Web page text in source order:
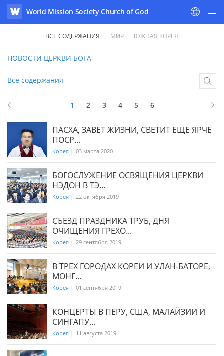
WATV
World Mission Society Church of God
ВСЕ СОДЕРЖАНИЯ МИР ЮЖНАЯ КОРЕЯ
НОВОСТИ ЦЕРКВИ БОГА
Все содержания
1 2 3 4 5 6
ПАСХА, ЗАВЕТ ЖИЗНИ, СВЕТИТ ЕЩЕ ЯРЧЕ
ПОСР...
Корея 03 марта 2020
БОГОСЛУЖЕНИЕ ОСВЯЩЕНИЯ ЦЕРКВИ
НЭДОН В ТЭ...
Корея 22 октября 2019
СЪЕЗД ПРАЗДНИКА ТРУБ, ДНЯ
ОЧИЩЕНИЯ ГРЕХО...
Корея 29 сентября 2019
В ТРЕХ ГОРОДАХ КОРЕИ И УЛАН-БАТОРЕ,
МОНГ...
Корея 01 сентября 2019
КОНЦЕРТЫ В ПЕРУ, США, МАЛАЙЗИИ И
СИНГАПУ...
Корея 11 августа 2019